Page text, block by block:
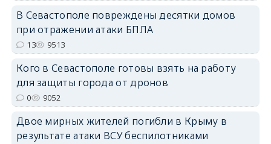
erid: 2SDnjdvhGXG
В Севастополе повреждены десятки домов
при отражении атаки БПЛА
13 9513
Кого в Севастополе готовы взять на работу
для защиты города от дронов
0 9052
Двое мирных жителей погибли в Крыму в
результате атаки ВСУ беспилотниками